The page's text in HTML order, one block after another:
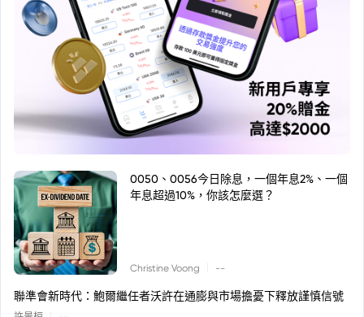
0050、0056今日除息，一個年息2%、一個
年息超過10%，你該怎麼選？
Christine Voong --
聯準會新時代：鮑爾繼任者沃許在通膨與市場擔憂下釋放謹慎信號